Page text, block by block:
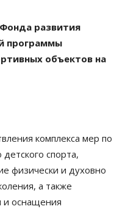
развития
программы
объектов на
комплекса мер по
спорта,
физически и духовно
а также
и оснащения